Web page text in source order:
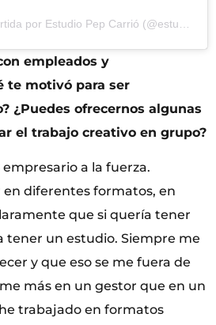
empleados y
te motivó para ser
¿Puedes ofrecernos algunas
el trabajo creativo en grupo?
a la fuerza.
diferentes formatos, en
que si quería tener
tener un estudio. Siempre me
y que eso se me fuera de
más en un gestor que en un
trabajado en formatos